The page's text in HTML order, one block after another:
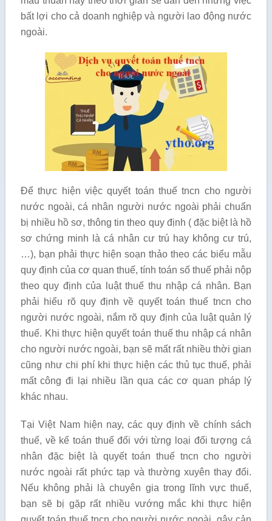
bất lợi cho cả doanh nghiệp và người lao động nước
ngoài.
Để thực hiện việc quyết toán thuế tncn cho người
nước ngoài, cá nhân người nước ngoài phải chuẩn
bị nhiều hồ sơ, thông tin theo quy định ( đặc biệt là hồ
sơ chứng minh là cá nhân cư trú hay không cư trú,
…), bạn phải thực hiện soạn thảo theo các biểu mẫu
quy định của cơ quan thuế, tính toán số thuế phải nộp
theo quy định của luật thuế thu nhập cá nhân. Bạn
phải hiểu rõ quy định về quyết toán thuế tncn cho
người nước ngoài, nắm rõ quy định của luật quản lý
thuế. Khi thực hiện quyết toán thuế thu nhập cá nhân
cho người nước ngoài, bạn sẽ mất rất nhiều thời gian
cũng như chi phí khi thực hiện các thủ tục thuế, phải
mất công đi lại nhiều lần qua các cơ quan pháp lý
khác nhau.
Tại Việt Nam hiện nay, các quy định về chính sách
thuế, về kế toán thuế đối với từng loại đối tượng cá
nhân đặc biệt là quyết toán thuế tncn cho người
nước ngoài rất phức tạp và thường xuyên thay đổi.
Nếu không phải là chuyên gia trong lĩnh vực thuế,
bạn sẽ bị gặp rất nhiều vướng mắc khi thực hiện